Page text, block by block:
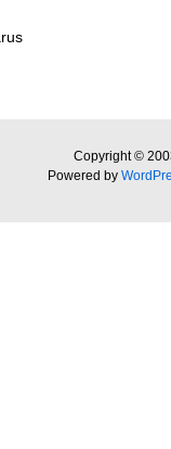
Copyright ©
Powered by